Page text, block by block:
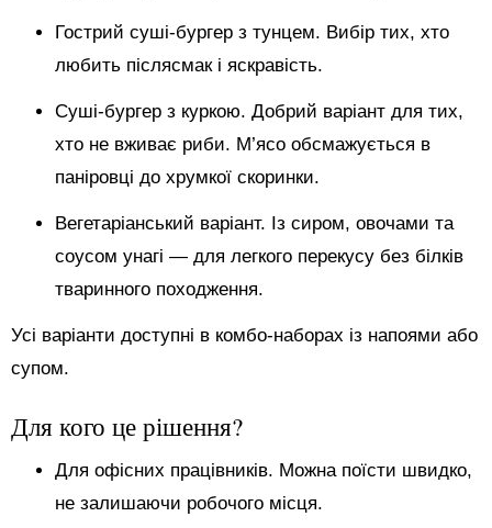
Гострий суші-бургер з тунцем. Вибір тих, хто
любить післясмак і яскравість.
Суші-бургер з куркою. Добрий варіант для тих,
хто не вживає риби. М’ясо обсмажується в
паніровці до хрумкої скоринки.
Вегетаріанський варіант. Із сиром, овочами та
соусом унагі — для легкого перекусу без білків
тваринного походження.
Усі варіанти доступні в комбо-наборах із напоями або
супом.
Для кого це рішення?
Для офісних працівників. Можна поїсти швидко,
не залишаючи робочого місця.